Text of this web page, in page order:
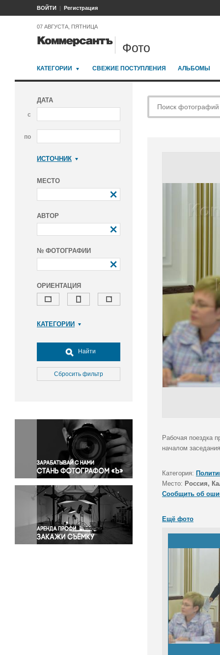
ВОЙТИ Регистрация
07 АВГУСТА, ПЯТНИЦА
Фото
КАТЕГОРИИ СВЕЖИЕ ПОСТУПЛЕНИЯ АЛЬБОМЫ
ДАТА
с
по
ИСТОЧНИК
МЕСТО
АВТОР
№ ФОТОГРАФИИ
ОРИЕНТАЦИЯ
КАТЕГОРИИ
Досуг, туризм и отдых
Культура
Медицина
Окружающая среда
Политика
Правосудие
Происшествия и конфликты
Религия
Светская жизнь
Спорт
Экология
Экономика и бизнес
Найти
Сбросить фильтр
Рабочая поездка
началом
Категория:
Место: Россия,
Сообщить об
Ещё фото